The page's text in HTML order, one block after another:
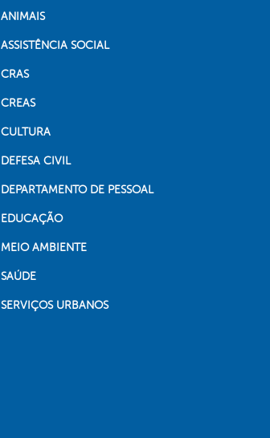
ANIMAIS
ASSISTÊNCIA SOCIAL
CRAS
CREAS
CULTURA
DEFESA CIVIL
DEPARTAMENTO DE PESSOAL
EDUCAÇÃO
MEIO AMBIENTE
SAÚDE
SERVIÇOS URBANOS